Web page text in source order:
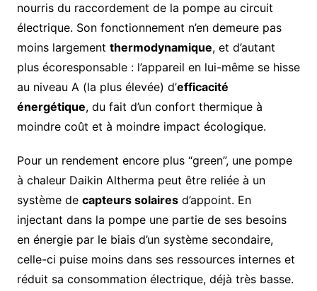
nourris du raccordement de la pompe au circuit
électrique. Son fonctionnement n’en demeure pas
moins largement thermodynamique, et d’autant
plus écoresponsable : l’appareil en lui-même se hisse
au niveau A (la plus élevée) d’efficacité
énergétique, du fait d’un confort thermique à
moindre coût et à moindre impact écologique.
Pour un rendement encore plus “green”, une pompe
à chaleur Daikin Altherma peut être reliée à un
système de capteurs solairesd’appoint. En
injectant dans la pompe une partie de ses besoins
en énergie par le biais d’un système secondaire,
celle-ci puise moins dans ses ressources internes et
réduit sa consommation électrique, déjà très basse.